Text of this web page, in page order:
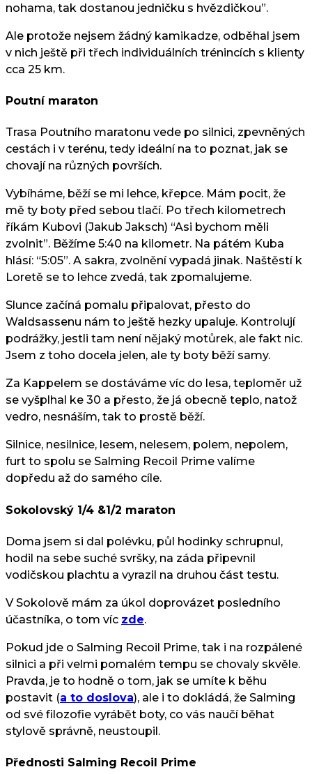
nohama, tak dostanou jedničku s hvězdičkou”.
Ale protože nejsem žádný kamikadze, odběhal jsem
v nich ještě při třech individuálních trénincích s klienty
cca 25 km.
Poutní maraton
Trasa Poutního maratonu vede po silnici, zpevněných
cestách i v terénu, tedy ideální na to poznat, jak se
chovají na různých površích.
Vybíháme, běží se mi lehce, křepce. Mám pocit, že
mě ty boty před sebou tlačí. Po třech kilometrech
říkám Kubovi (Jakub Jaksch) “Asi bychom měli
zvolnit”. Běžíme 5:40 na kilometr. Na pátém Kuba
hlásí: “5:05”. A sakra, zvolnění vypadá jinak. Naštěstí k
Loretě se to lehce zvedá, tak zpomalujeme.
Slunce začíná pomalu připalovat, přesto do
Waldsassenu nám to ještě hezky upaluje. Kontrolují
podrážky, jestli tam není nějaký motůrek, ale fakt nic.
Jsem z toho docela jelen, ale ty boty běží samy.
Za Kappelem se dostáváme víc do lesa, teploměr už
se vyšplhal ke 30 a přesto, že já obecně teplo, natož
vedro, nesnáším, tak to prostě běží.
Silnice, nesilnice, lesem, nelesem, polem, nepolem,
furt to spolu se Salming Recoil Prime valíme
dopředu až do samého cíle.
Sokolovský 1/4 &1/2 maraton
Doma jsem si dal polévku, půl hodinky schrupnul,
hodil na sebe suché svršky, na záda připevnil
vodičskou plachtu a vyrazil na druhou část testu.
V Sokolově mám za úkol doprovázet posledního
účastníka, o tom víc zde.
Pokud jde o Salming Recoil Prime, tak i na rozpálené
silnici a při velmi pomalém tempu se chovaly skvěle.
Pravda, je to hodně o tom, jak se umíte k běhu
postavit (a to doslova), ale i to dokládá, že Salming
od své filozofie vyrábět boty, co vás naučí běhat
stylově správně, neustoupil.
Přednosti Salming Recoil Prime